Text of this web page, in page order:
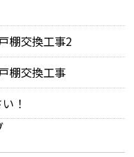
棚交換工事2
棚交換工事
！